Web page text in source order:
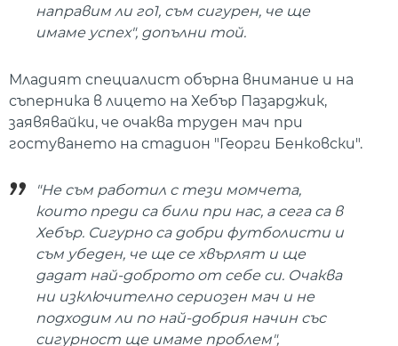
направим ли го1, съм сигурен, че ще
имаме успех", допълни той.
Младият специалист обърна внимание и на
съперника в лицето на Хебър Пазарджик,
заявявайки, че очаква труден мач при
гостуването на стадион "Георги Бенковски".
"Не съм работил с тези момчета,
които преди са били при нас, а сега са в
Хебър. Сигурно са добри футболисти и
съм убеден, че ще се хвърлят и ще
дадат най-доброто от себе си. Очаква
ни изключително сериозен мач и не
подходим ли по най-добрия начин със
сигурност ще имаме проблем",